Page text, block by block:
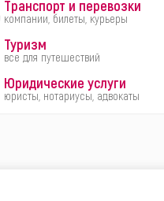
Транспорт и перевозки
компании, билеты, курьеры
Туризм
все для путешествий
Юридические услуги
юристы, нотариусы, адвокаты